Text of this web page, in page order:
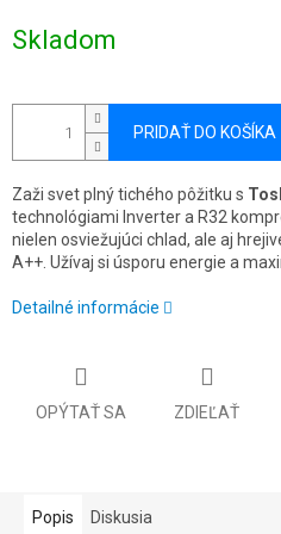
cena:
Skladom
PRIDAŤ DO KOŠÍKA
Zaži svet plný tichého pôžitku s
technológiami Inverter a R32
nielen osviežujúci chlad, ale aj
A++. Užívaj si úsporu energie a
Detailné informácie
OPÝTAŤ SA ZDIEĽAŤ
Popis Diskusia